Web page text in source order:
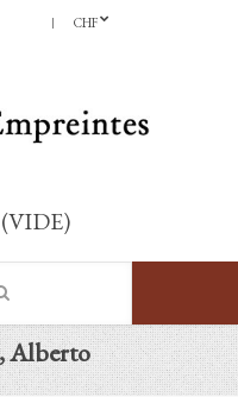
CHF
(VIDE)
Alberto